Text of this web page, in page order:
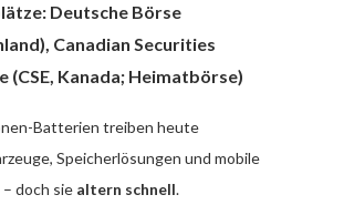
Deutsche Börse
Canadian Securities
(CSE, Kanada; Heimatbörse)
Batterien treiben heute
Speicherlösungen und mobile
doch sie altern schnell.